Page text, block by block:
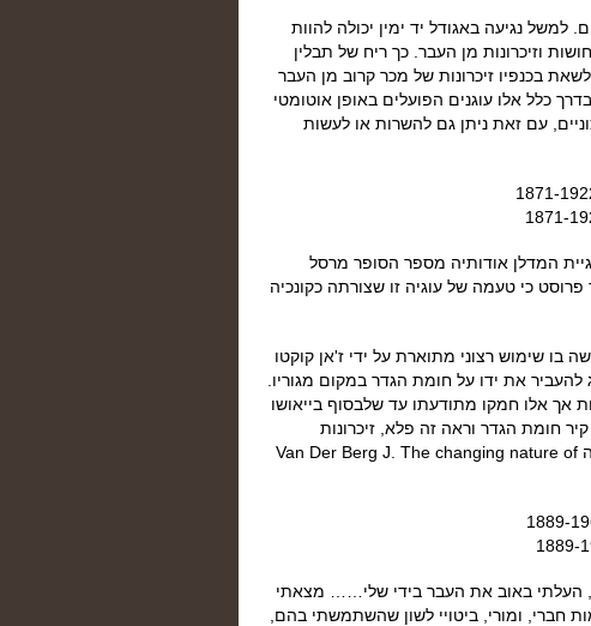
למשל נגיעה באגודל יד ימין יכולה להוות
וזיכרונות מן העבר. כך ריח של תבלין
לשאת בכנפיו זיכרונות של מכר קרוב מן העבר
כלל אלו עוגנים הפועלים באופן אוטומטי
עם זאת ניתן גם להשרות או לעשות
המדלן אודותיה מספר הסופר מרסל
כי טעמה של עוגיה זו שצורתה כקונכיה
בו שימוש רצוני מתוארת על ידי ז'אן קוקטו
להעביר את ידו על חומת הגדר במקום מגוריו.
אך אלו חמקו מתודעתו עד שלבסוף בייאושו
חומת הגדר וראה זה פלא, זיכרונות
הילדות שבו אליו. וכך שרשם קוקטו ביומנו ב1953 ]ראה Van Der Berg J. The changing nature of
העלתי באוב את העבר בידי שלי…… מצאתי
חברי, ומורי, ביטויי לשון שהשתמשתי בהם,